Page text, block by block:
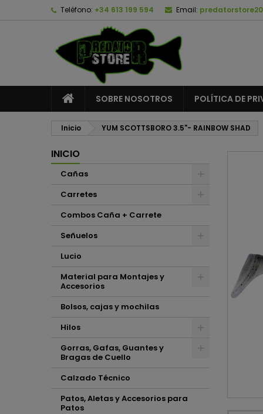
Teléfono: +34 613 199 594 Email:
SOBRE NOSOTROS POLÍTICA DE
Inicio YUM SCOTTSBORO 3.5"- RAINBOW SHAD
INICIO
Cañas
Carretes
Combos Caña + Carrete
Señuelos
Lucio
Material para Montajes y
Accesorios
Bolsos, cajas y mochilas
Hilos
Gorras, Gafas, Guantes y
Bragas de Cuello
Calzado Técnico
Patos, Aletas y Accesorios para
Patos